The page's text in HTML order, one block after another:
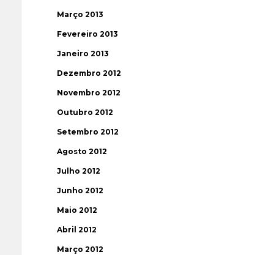
Março 2013
Fevereiro 2013
Janeiro 2013
Dezembro 2012
Novembro 2012
Outubro 2012
Setembro 2012
Agosto 2012
Julho 2012
Junho 2012
Maio 2012
Abril 2012
Março 2012